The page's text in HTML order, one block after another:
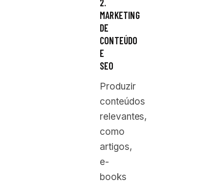
2.
MARKETING
DE
CONTEÚDO
E
SEO
Produzir
conteúdos
relevantes,
como
artigos,
e-
books